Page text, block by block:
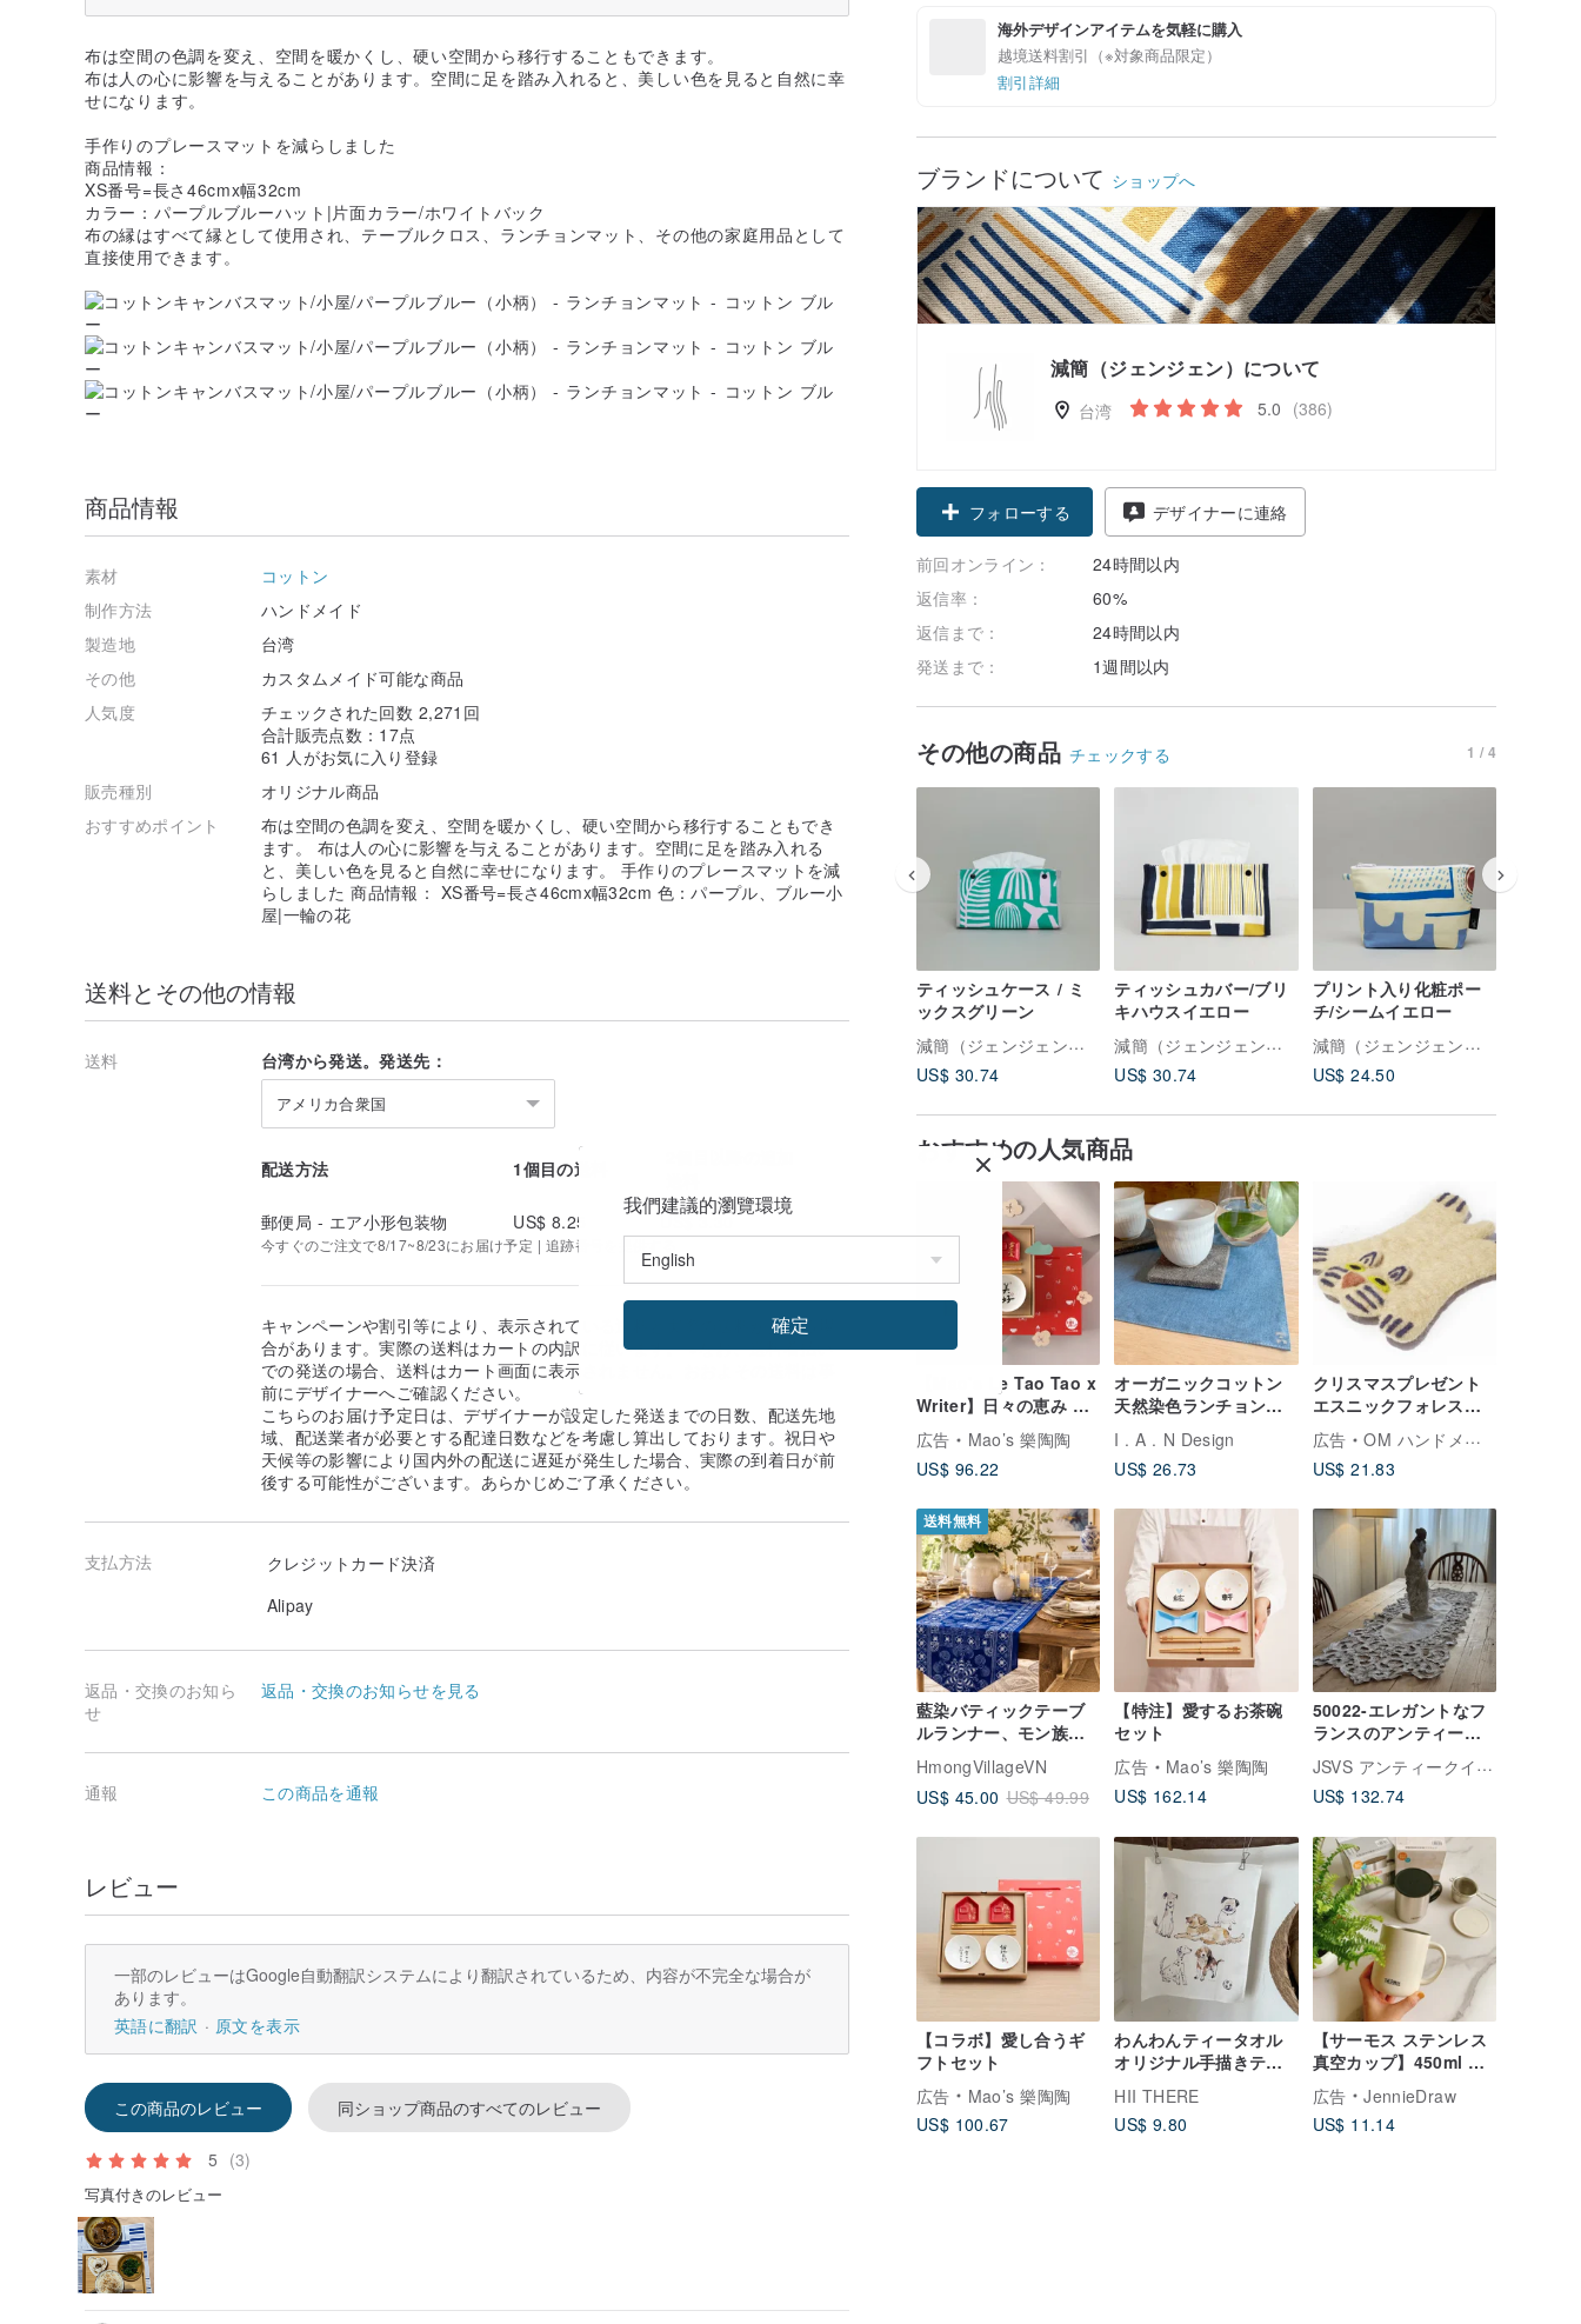
海外デザインアイテムを気軽に購入
越境送料割引（※対象商品限定）
割引詳細
ブランドについて ショップへ
減簡（ジェンジェン）について
台湾 5.0 (386)
フォローする デザイナーに連絡
前回オンライン：
24時間以内
返信率：
60%
返信まで：
24時間以内
発送まで：
1週間以内
その他の商品 チェックする 1 / 4
ティッシュケース / ミ
ックスグリーン
減簡（ジェンジェン）について
US$ 30.74
ティッシュカバー/ブリ
キハウスイエロー
減簡（ジェンジェン）について
US$ 30.74
プリント入り化粧ポー
チ/シームイエロー
減簡（ジェンジェン）について
US$ 24.50
おすすめの人気商品
【Mao's Le Tao Tao x
Writer】日々の恵み ダ
ブルボウル 醤油皿 ギフ
トボックスセット
広告
Mao’s 樂陶陶
US$ 96.22
オーガニックコットン
天然染色ランチョンマ
ット（ブルー染色）
（シングルエントリー
グループ/マルチエント
ーガニックコットン
I . A . N Design
US$ 26.73
クリスマスプレゼント
エスニックフォレスト
ウールフェルトコース
ターアニマルコースタ
ー-猫吸収コースター
広告
OM ハンドメイド
US$ 21.83
送料無料
藍染バティックテーブ
ルランナー、モン族コ
ットンダイニングデコ
レーション
HmongVillageVN
US$ 45.00 US$ 49.99
【特注】愛するお茶碗
セット
広告
Mao’s 樂陶陶
US$ 162.14
50022-エレガントなフ
ランスのアンティーク
手刺繍テーブルランナ
ー
JSVS アンティークインテリアセレクトショップ
US$ 132.74
【コラボ】愛し合うギ
フトセット
広告
Mao’s 樂陶陶
US$ 100.67
わんわんティータオル
オリジナル手描きティ
HII THERE
US$ 9.80
【サーモス ステンレス
真空カップ】450ml 絵
を描いて保温・保冷で
きるキャンプカップ |
広告
JennieDraw
US$ 11.14
布は空間の色調を変え、空間を暖かくし、硬い空間から移行することもできます。
布は人の心に影響を与えることがあります。空間に足を踏み入れると、美しい色を見ると自然に幸
せになります。
手作りのプレースマットを減らしました
商品情報：
XS番号=長さ46cmx幅32cm
カラー：パープルブルーハット|片面カラー/ホワイトバック
布の縁はすべて縁として使用され、テーブルクロス、ランチョンマット、その他の家庭用品として
直接使用できます。
商品情報
素材
コットン
制作方法
ハンドメイド
製造地
台湾
その他
カスタムメイド可能な商品
人気度
チェックされた回数 2,271回
合計販売点数：17点
61 人がお気に入り登録
販売種別
オリジナル商品
おすすめポイント
布は空間の色調を変え、空間を暖かくし、硬い空間から移行することもでき
ます。 布は人の心に影響を与えることがあります。空間に足を踏み入れる
と、美しい色を見ると自然に幸せになります。 手作りのプレースマットを減
らしました 商品情報： XS番号=長さ46cmx幅32cm 色：パープル、ブルー小
屋|一輪の花
送料とその他の情報
送料 台湾から発送。発送先：
アメリカ合衆国
配送方法 1個目の送料
郵便局 - エア小形包装物
US$ 8.25 US$ 3.30
今すぐのご注文で8/17~8/23にお届け予定 | 追跡番号を提供する
キャンペーンや割引等により、表示されている送料と実際の送料が異なる場
合があります。実際の送料はカートの内訳に従います。 ※なお、送料着払い
での発送の場合、送料はカート画面に表示されません。おおよその送料は事
前にデザイナーへご確認ください。
こちらのお届け予定日は、デザイナーが設定した発送までの日数、配送先地
域、配送業者が必要とする配達日数などを考慮し算出しております。祝日や
天候等の影響により国内外の配送に遅延が発生した場合、実際の到着日が前
後する可能性がございます。あらかじめご了承ください。
支払方法
クレジットカード決済
Alipay
返品・交換のお知ら
せ
返品・交換のお知らせを見る
通報 この商品を通報
レビュー
一部のレビューはGoogle自動翻訳システムにより翻訳されているため、内容が不完全な場合が
あります。
英語に翻訳
原文を表示
この商品のレビュー 同ショップ商品のすべてのレビュー
5 (3)
写真付きのレビュー
我們建議的瀏覽環境
確定